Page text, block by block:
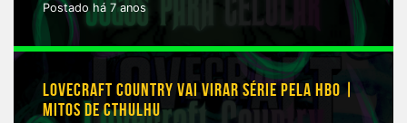
Postado há 7 anos
LOVECRAFT COUNTRY VAI VIRAR SÉRIE PELA HBO |
MITOS DE CTHULHU